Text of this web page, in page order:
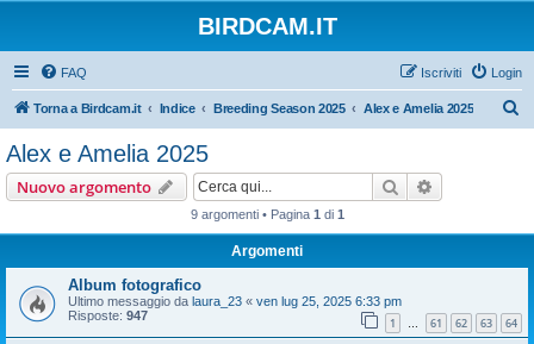
BIRDCAM.IT
FAQ Login
Iscriviti
Torna a Birdcam.it Indice Breeding Season 2025 Alex e Amelia 2025
Alex e Amelia 2025
Nuovo argomento Cerca
9 argomenti • Pagina 1 di 1
Argomenti
Album fotografico
Ultimo messaggio da laura_23 « ven lug 25, 2025 6:33 pm
Risposte: 947 1 … 61 62 63 64